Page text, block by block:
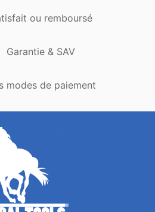
ou remboursé
Garantie & SAV
modes de paiement